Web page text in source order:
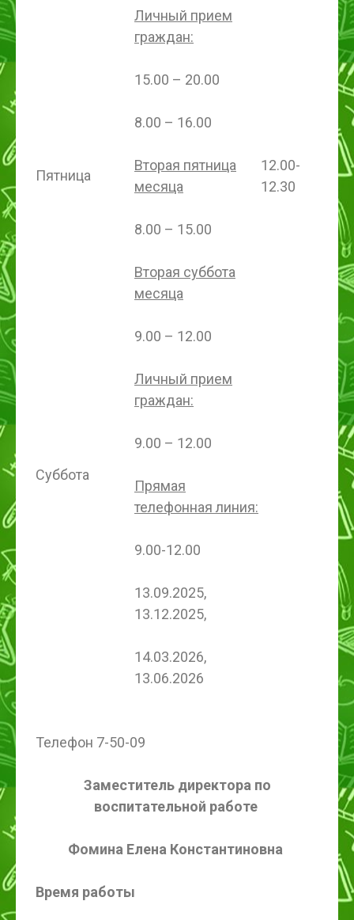
Личный прием
граждан:
15.00 – 20.00
Пятница
8.00 – 16.00
Вторая пятница
месяца
8.00 – 15.00
12.00-
12.30
Суббота
Вторая суббота
месяца
9.00 – 12.00
Личный прием
граждан:
9.00 – 12.00
Прямая
телефонная линия:
9.00-12.00
13.09.2025,
13.12.2025,
14.03.2026,
13.06.2026
Телефон 7-50-09
Заместитель директора по
воспитательной работе
Фомина Елена Константиновна
Время работы